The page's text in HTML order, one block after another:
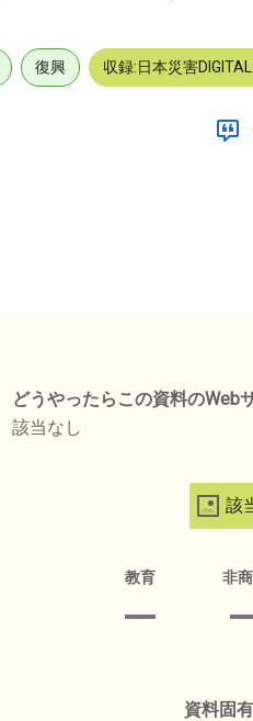
復興 収録:日本災害
どうやったらこの資料のWeb
該当なし
該
教育 非
資料固